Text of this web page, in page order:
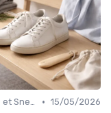
Baskets et Sneakers • 15/05/2026